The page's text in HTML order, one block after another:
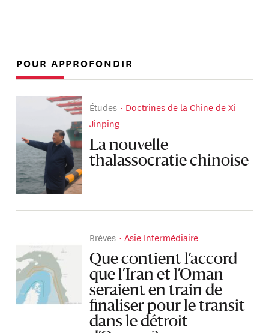
POUR APPROFONDIR
Études
Doctrines de la Chine de Xi
Jinping
La nouvelle
thalassocratie chinoise
Brèves Asie Intermédiaire
Que contient l’accord
que l’Iran et l’Oman
seraient en train de
finaliser pour le transit
dans le détroit